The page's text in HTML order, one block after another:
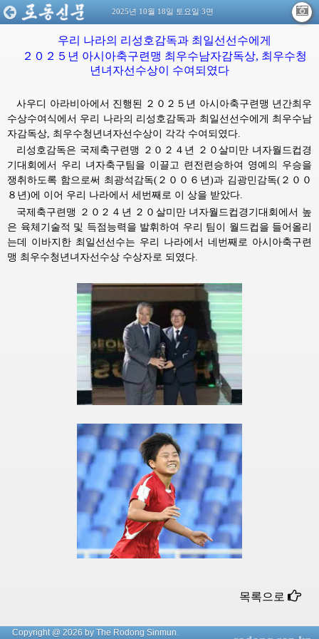
2025년 10월 18일 토요일 3면
우리 나라의 리성호감독과 최일선선수에게
２０２５년 아시아축구련맹 최우수남자감독상, 최우수청
년녀자선수상이 수여되였다
사우디 아라비아에서 진행된 ２０２５년 아시아축구련맹 년간최우
수상수여식에서 우리 나라의 리성호감독과 최일선선수에게 최우수남
자감독상, 최우수청년녀자선수상이 각각 수여되였다.
리성호감독은 국제축구련맹 ２０２４년 ２０살미만 녀자월드컵경
기대회에서 우리 녀자축구팀을 이끌고 련전련승하여 영예의 우승을
쟁취하도록 함으로써 최광석감독(２００６년)과 김광민감독(２００
８년)에 이어 우리 나라에서 세번째로 이 상을 받았다.
국제축구련맹 ２０２４년 ２０살미만 녀자월드컵경기대회에서 높
은 육체기술적 및 득점능력을 발휘하여 우리 팀이 월드컵을 들어올리
는데 이바지한 최일선선수는 우리 나라에서 네번째로 아시아축구련
맹 최우수청년녀자선수상 수상자로 되였다.
목록으로
Copyright @ 2026 by The Rodong Sinmun.